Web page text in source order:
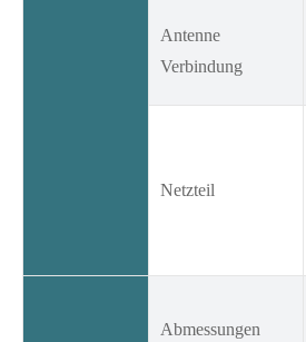
Antenne
Verbindung
Netzteil
Abmessungen